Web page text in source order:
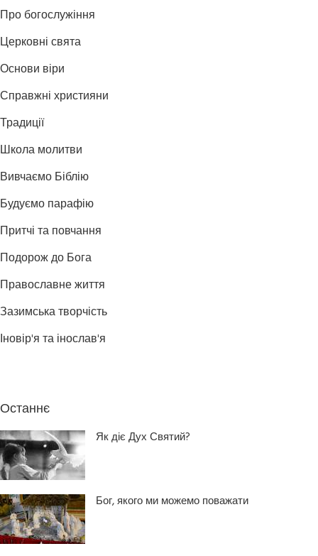
Про богослужіння
Церковні свята
Основи віри
Справжні християни
Традиції
Школа молитви
Вивчаємо Біблію
Будуємо парафію
Притчі та повчання
Подорож до Бога
Православне життя
Зазимська творчість
Іновір'я та інослав'я
Останнє
Як діє Дух Святий?
Бог, якого ми можемо поважати